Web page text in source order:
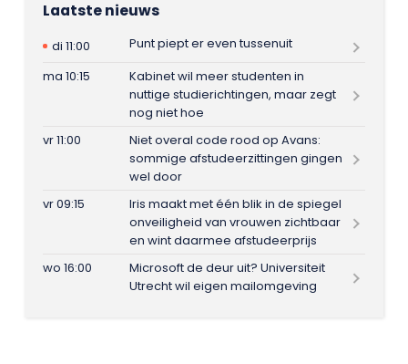
Laatste nieuws
di 11:00
Punt piept er even tussenuit
ma 10:15
Kabinet wil meer studenten in
nuttige studierichtingen, maar zegt
nog niet hoe
vr 11:00
Niet overal code rood op Avans:
sommige afstudeerzittingen gingen
wel door
vr 09:15
Iris maakt met één blik in de spiegel
onveiligheid van vrouwen zichtbaar
en wint daarmee afstudeerprijs
wo 16:00
Microsoft de deur uit? Universiteit
Utrecht wil eigen mailomgeving